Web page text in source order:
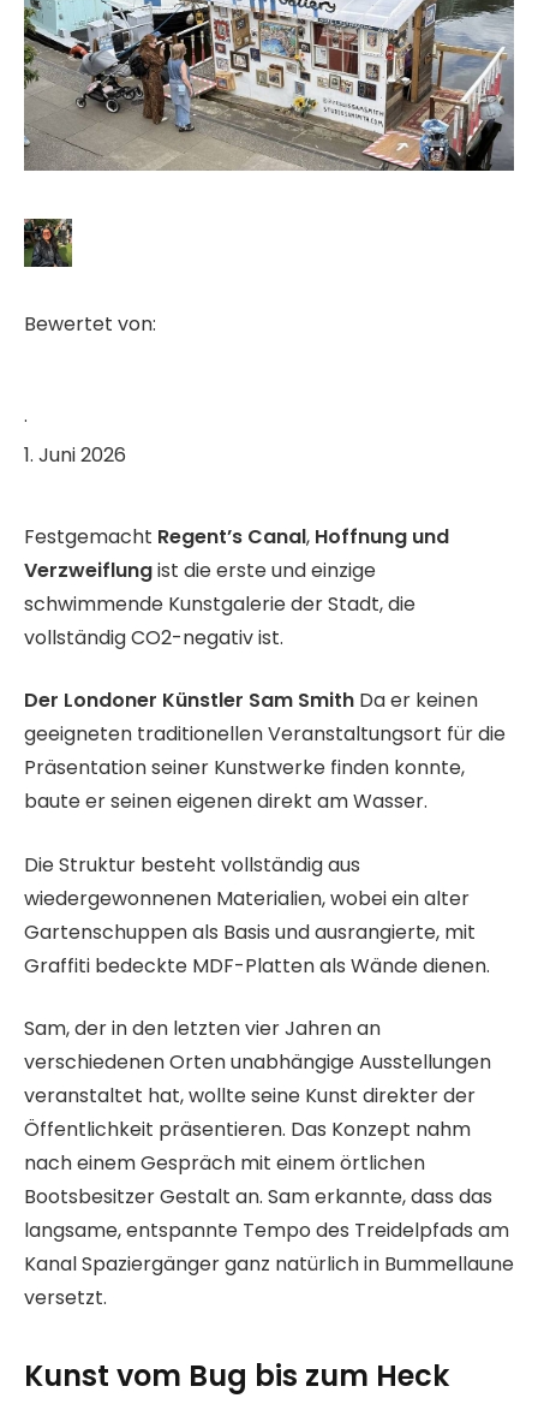
Bewertet von:
·
1. Juni 2026
Festgemacht Regent’s Canal, Hoffnung und
Verzweiflungist die erste und einzige
schwimmende Kunstgalerie der Stadt, die
vollständig CO2-negativ ist.
Der Londoner Künstler Sam Smith Da er keinen
geeigneten traditionellen Veranstaltungsort für die
Präsentation seiner Kunstwerke finden konnte,
baute er seinen eigenen direkt am Wasser.
Die Struktur besteht vollständig aus
wiedergewonnenen Materialien, wobei ein alter
Gartenschuppen als Basis und ausrangierte, mit
Graffiti bedeckte MDF-Platten als Wände dienen.
Sam, der in den letzten vier Jahren an
verschiedenen Orten unabhängige Ausstellungen
veranstaltet hat, wollte seine Kunst direkter der
Öffentlichkeit präsentieren. Das Konzept nahm
nach einem Gespräch mit einem örtlichen
Bootsbesitzer Gestalt an. Sam erkannte, dass das
langsame, entspannte Tempo des Treidelpfads am
Kanal Spaziergänger ganz natürlich in Bummellaune
versetzt.
Kunst vom Bug bis zum Heck